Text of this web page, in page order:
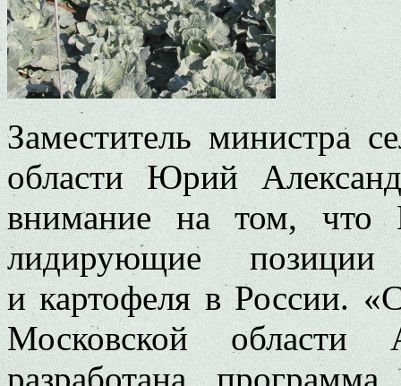
Заместитель министра
области Юрий
внимание на том, что
лидирующие
и картофеля в России.
Московской области
разработана